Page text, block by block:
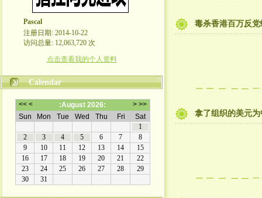
Pascal
注册日期: 2014-10-22
访问总量: 12,063,720 次
点击查看我的个人资料
Calendar
毒杀香港百万反
拿了组织的美元